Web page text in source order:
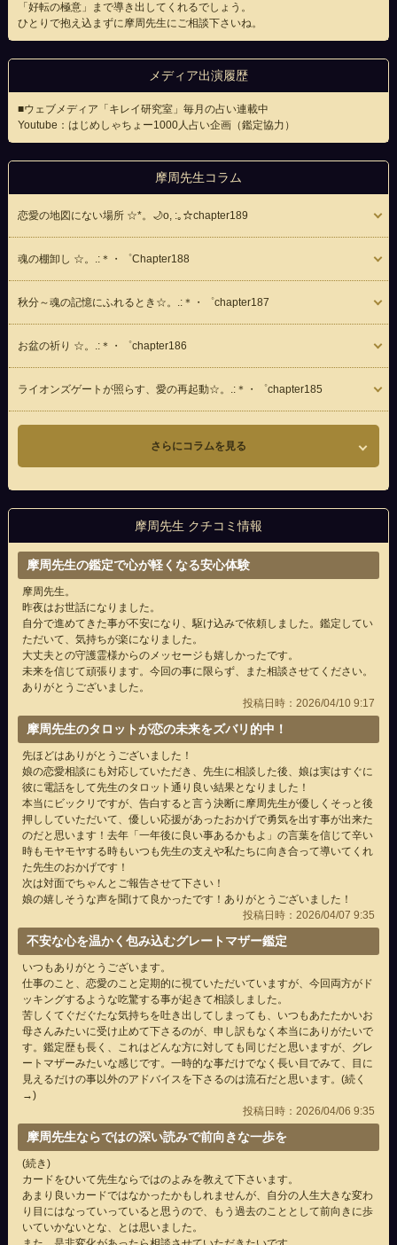
「好転の極意」まで導き出してくれるでしょう。
ひとりで抱え込まずに摩周先生にご相談下さいね。
メディア出演履歴
■ウェブメディア「キレイ研究室」毎月の占い連載中
Youtube：はじめしゃちょー1000人占い企画（鑑定協力）
摩周先生コラム
恋愛の地図にない場所 ☆*。🌙o, :｡☆chapter189
魂の棚卸し ☆。.:＊・゜Chapter188
秋分～魂の記憶にふれるとき☆。.:＊・゜chapter187
お盆の祈り ☆。.:＊・゜chapter186
ライオンズゲートが照らす、愛の再起動☆。.:＊・゜chapter185
さらにコラムを見る
摩周先生 クチコミ情報
摩周先生の鑑定で心が軽くなる安心体験
摩周先生。
昨夜はお世話になりました。
自分で進めてきた事が不安になり、駆け込みで依頼しました。鑑定してい
ただいて、気持ちが楽になりました。
大丈夫との守護霊様からのメッセージも嬉しかったです。
未来を信じて頑張ります。今回の事に限らず、また相談させてください。
ありがとうございました。
投稿日時：2026/04/10 9:17
摩周先生のタロットが恋の未来をズバリ的中！
先ほどはありがとうございました！
娘の恋愛相談にも対応していただき、先生に相談した後、娘は実はすぐに
彼に電話をして先生のタロット通り良い結果となりました！
本当にビックリですが、告白すると言う決断に摩周先生が優しくそっと後
押ししていただいて、優しい応援があったおかげで勇気を出す事が出来た
のだと思います！去年「一年後に良い事あるかもよ」の言葉を信じて辛い
時もモヤモヤする時もいつも先生の支えや私たちに向き合って導いてくれ
た先生のおかげです！
次は対面でちゃんとご報告させて下さい！
娘の嬉しそうな声を聞けて良かったです！ありがとうございました！
投稿日時：2026/04/07 9:35
不安な心を温かく包み込むグレートマザー鑑定
いつもありがとうございます。
仕事のこと、恋愛のこと定期的に視ていただいていますが、今回両方がド
ッキングするような吃驚する事が起きて相談しました。
苦しくてぐだぐたな気持ちを吐き出してしまっても、いつもあたたかいお
母さんみたいに受け止めて下さるのが、申し訳もなく本当にありがたいで
す。鑑定歴も長く、これはどんな方に対しても同じだと思いますが、グレ
ートマザーみたいな感じです。一時的な事だけでなく長い目でみて、目に
見えるだけの事以外のアドバイスを下さるのは流石だと思います。(続く
→)
投稿日時：2026/04/06 9:35
摩周先生ならではの深い読みで前向きな一歩を
(続き)
カードをひいて先生ならではのよみを教えて下さいます。
あまり良いカードではなかったかもしれませんが、自分の人生大きな変わ
り目にはなっていっていると思うので、もう過去のこととして前向きに歩
いていかないとな、とは思いました。